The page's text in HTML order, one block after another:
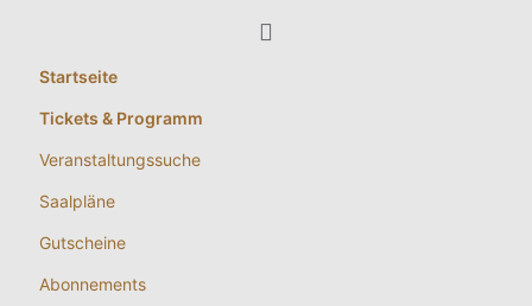
Startseite
Tickets & Programm
Veranstaltungssuche
Saalpläne
Gutscheine
Abonnements